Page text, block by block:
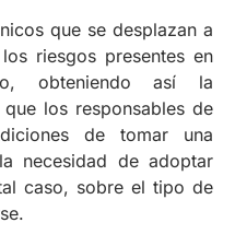
que se desplazan a
riesgos presentes en
obteniendo así la
los responsables de
de tomar una
necesidad de adoptar
caso, sobre el tipo de